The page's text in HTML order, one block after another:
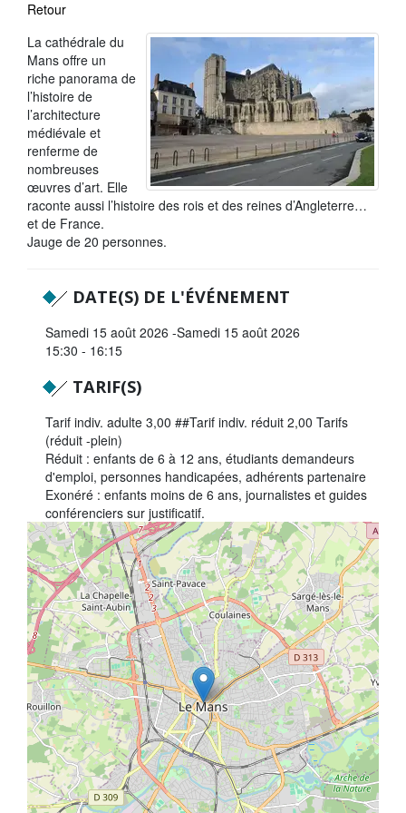
La Sarthe en vidéos
L'Abbaye Royale de l'Épau
Voix au Chapitre
Les expositions virtuelles
La Sarthe sur les réseaux
La newsletter du Département de la
Sarthe
LE CONSEIL DÉPARTEMENTAL
Les 21 cantons de la Sarthe
Les commissions
Les services
Tribunes politiques
L'Assemblée départementale
Histoire des Départements
Le budget 2026
Priorités et grands projets 2026
2021-2025 : 4 ans d'actions !
Plan de relance: le Département, acteur
de la reprise!
Recrutement et emploi
Les services en ligne
Magazine La Sarthe
Contacter le Département
Retour
La cathédrale du
Mans offre un
riche panorama de
l’histoire de
l’architecture
médiévale et
renferme de
nombreuses
œuvres d’art. Elle
raconte aussi l’histoire des rois et des reines d’Angleterre…
et de France.
Jauge de 20 personnes.
DATE(S) DE L'ÉVÉNEMENT
Samedi 15 août 2026 Samedi 15 août 2026
15:30 - 16:15
TARIF(S)
Tarif indiv. adulte 3,00 ##Tarif indiv. réduit 2,00 Tarifs
(réduit -plein)
Réduit : enfants de 6 à 12 ans, étudiants demandeurs
d'emploi, personnes handicapées, adhérents partenaire
Exonéré : enfants moins de 6 ans, journalistes et guides
conférenciers sur justificatif.
+
−